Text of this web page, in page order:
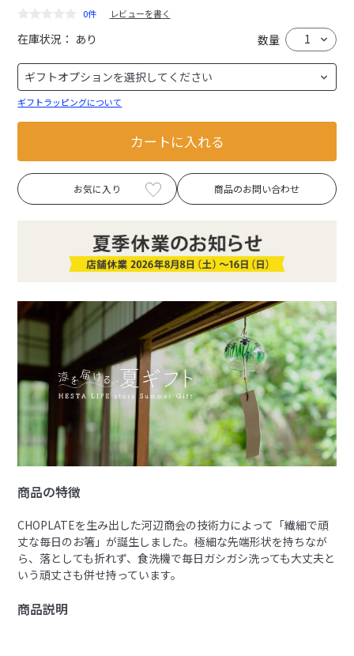
0件 レビューを書く
在庫状況： あり 数量
ギフトラッピングについて
カートに入れる
お気に入り 商品のお問い合わせ
商品の特徴
CHOPLATEを生み出した河辺商会の技術力によって「繊細で頑
丈な毎日のお箸」が誕生しました。極細な先端形状を持ちなが
ら、落としても折れず、食洗機で毎日ガシガシ洗っても大丈夫と
いう頑丈さも併せ持っています。
商品説明